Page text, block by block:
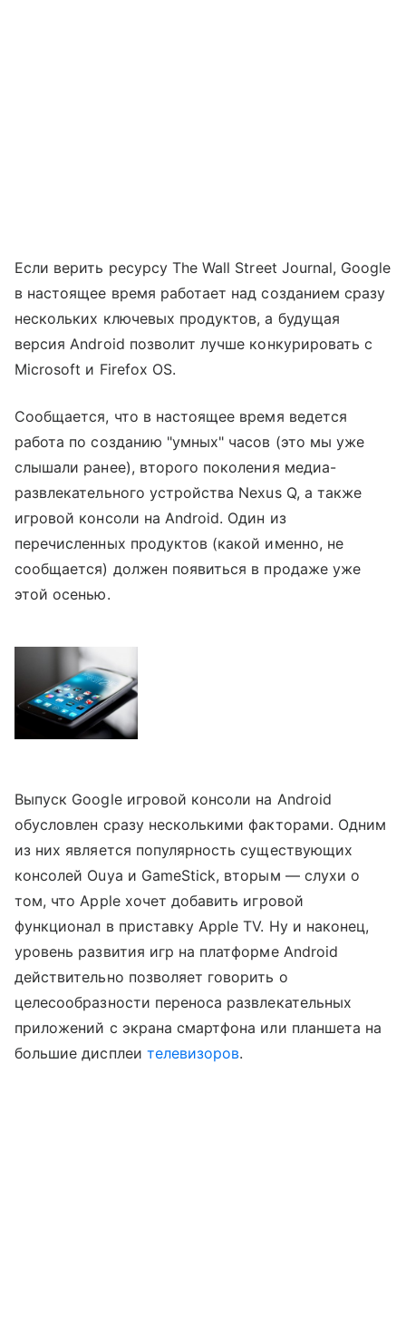
Если верить ресурсу The Wall Street Journal, Google
в настоящее время работает над созданием сразу
нескольких ключевых продуктов, а будущая
версия Android позволит лучше конкурировать с
Microsoft и Firefox OS.
Сообщается, что в настоящее время ведется
работа по созданию "умных" часов (это мы уже
слышали ранее), второго поколения медиа-
развлекательного устройства Nexus Q, а также
игровой консоли на Android. Один из
перечисленных продуктов (какой именно, не
сообщается) должен появиться в продаже уже
этой осенью.
Выпуск Google игровой консоли на Android
обусловлен сразу несколькими факторами. Одним
из них является популярность существующих
консолей Ouya и GameStick, вторым — слухи о
том, что Apple хочет добавить игровой
функционал в приставку Apple TV. Ну и наконец,
уровень развития игр на платформе Android
действительно позволяет говорить о
целесообразности переноса развлекательных
приложений с экрана смартфона или планшета на
большие дисплеи телевизоров.